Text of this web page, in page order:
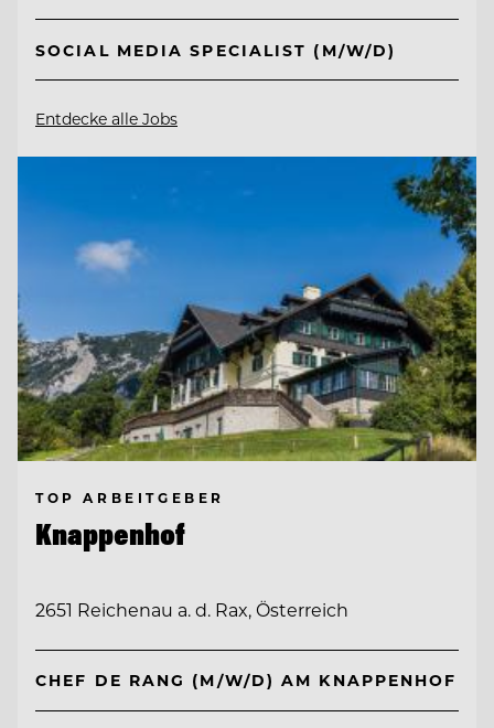
SOCIAL MEDIA SPECIALIST (M/W/D)
Entdecke alle Jobs
TOP ARBEITGEBER
Knappenhof
2651 Reichenau a. d. Rax, Österreich
CHEF DE RANG (M/W/D) AM KNAPPENHOF